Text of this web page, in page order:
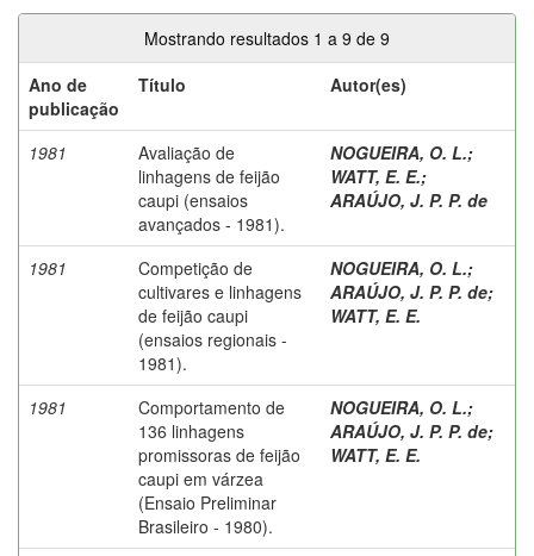
Mostrando resultados 1 a 9 de 9
Ano de
publicação
Título Autor(es)
1981
Avaliação de
linhagens de feijão
caupi (ensaios
avançados - 1981).
NOGUEIRA, O. L.;
WATT, E. E.;
ARAÚJO, J. P. P. de
1981
Competição de
cultivares e linhagens
de feijão caupi
(ensaios regionais -
1981).
NOGUEIRA, O. L.;
ARAÚJO, J. P. P. de;
WATT, E. E.
1981
Comportamento de
136 linhagens
promissoras de feijão
caupi em várzea
(Ensaio Preliminar
Brasileiro - 1980).
NOGUEIRA, O. L.;
ARAÚJO, J. P. P. de;
WATT, E. E.